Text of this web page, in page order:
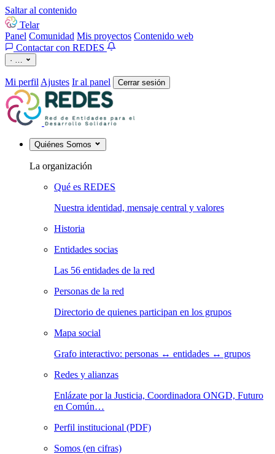
Saltar al contenido
Telar
Panel Comunidad Mis proyectos Contenido web
Contactar con REDES
· …
Mi perfil Ajustes Ir al panel Cerrar sesión
Quiénes Somos
La organización
Qué es REDES
Nuestra identidad, mensaje central y valores
Historia
Entidades socias
Las 56 entidades de la red
Personas de la red
Directorio de quienes participan en los grupos
Mapa social
Grafo interactivo: personas ↔ entidades ↔ grupos
Redes y alianzas
Enlázate por la Justicia, Coordinadora ONGD, Futuro
en Común…
Perfil institucional (PDF)
Somos (en cifras)